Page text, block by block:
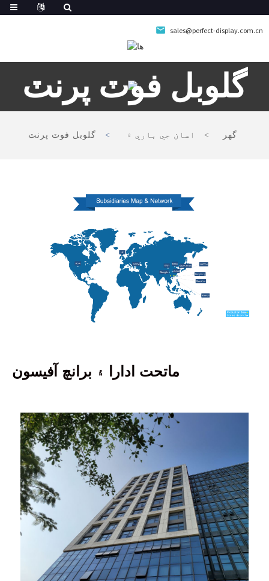
sales@perfect-display.com.cn
گلوبل فوٽ پرنٽ
گھر اسان جي باري ۾ گلوبل فوٽ پرنٽ
ماتحت ادارا ۽ برانچ آفيسون